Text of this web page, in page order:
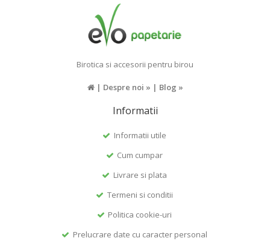
Birotica si accesorii pentru birou
| Despre noi » | Blog »
Informatii
Informatii utile
Cum cumpar
Livrare si plata
Termeni si conditii
Politica cookie-uri
Prelucrare date cu caracter personal